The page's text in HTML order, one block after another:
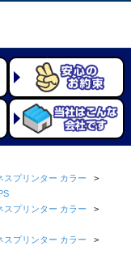
スプリンター カラー >
スプリンター カラー >
スプリンター カラー >